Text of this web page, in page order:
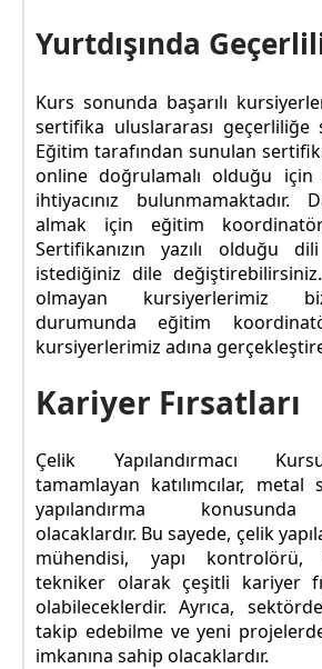
Yurtdışında
Kurs sonunda başarılı
sertifika uluslararası geçerliliğe
Eğitim tarafından sunulan
online doğrulamalı olduğu
ihtiyacınız
almak için eğitim
Sertifikanızın yazılı olduğu
istediğiniz dile
olmayan kursiyerlerimiz
durumunda eğitim
kursiyerlerimiz adına
Kariyer Fırsatları
Çelik Yapılandırmacı
tamamlayan katılımcılar,
yapılandırma konusunda
olacaklardır. Bu sayede, çelik
mühendisi, yapı kontrolörü,
tekniker olarak çeşitli kariyer
olabileceklerdir. Ayrıca,
takip edebilme ve yeni
imkanına sahip olacaklardır.